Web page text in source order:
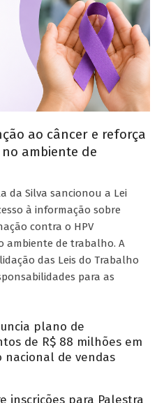
ao câncer e reforça
ambiente de
da Silva sancionou a Lei
à informação sobre
contra o HPV
ambiente de trabalho. A
das Leis do Trabalho
para as
plano de
de R$ 88 milhões em
nacional de vendas